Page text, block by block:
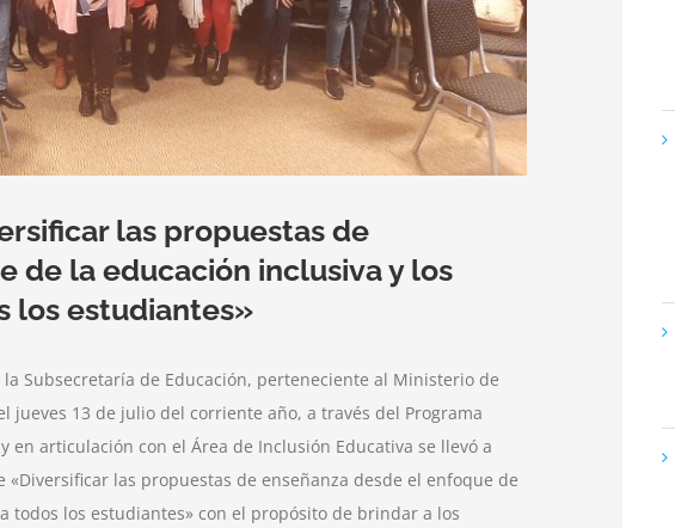
las propuestas de
de la educación inclusiva y los
los estudiantes»
Subsecretaría de Educación, perteneciente al Ministerio de
jueves 13 de julio del corriente año, a través del Programa
y en articulación con el Área de Inclusión Educativa se llevó a
«Diversificar las propuestas de enseñanza desde el enfoque de
todos los estudiantes» con el propósito de brindar a los